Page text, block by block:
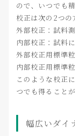
ので、いつでも
校正は次の2つの
外部校正：試料
内部校正：試料
外部校正用標準
内部校正用標準
このような校正
つでも得ることが
幅広いダ